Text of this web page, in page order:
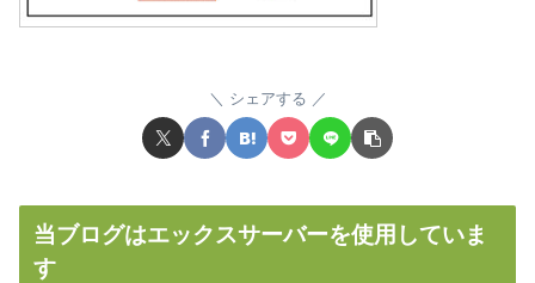
シェアする
当ブログはエックスサーバーを使用していま
す